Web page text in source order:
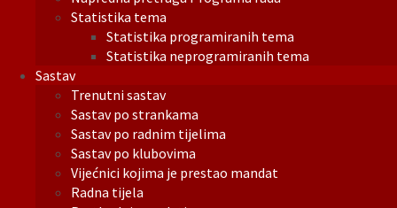
Statistika tema
Statistika programiranih tema
Statistika neprogramiranih tema
Sastav
Trenutni sastav
Sastav po strankama
Sastav po radnim tijelima
Sastav po klubovima
Vijećnici kojima je prestao mandat
Radna tijela